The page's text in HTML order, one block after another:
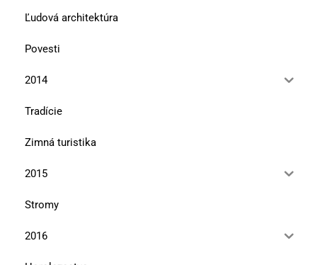
Ľudová architektúra
Povesti
2014
Tradície
Zimná turistika
2015
Stromy
2016